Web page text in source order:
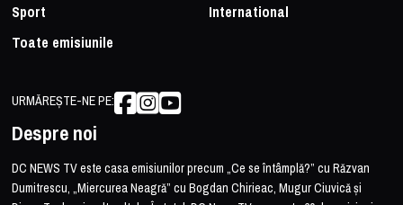
Sport
International
Toate emisiunile
URMĂREȘTE-NE PE:
Despre noi
DC NEWS TV este casa emisiunilor precum „Ce se întâmplă?” cu Răzvan
Dumitrescu, „Miercurea Neagră” cu Bogdan Chirieac, Mugur Ciuvică și